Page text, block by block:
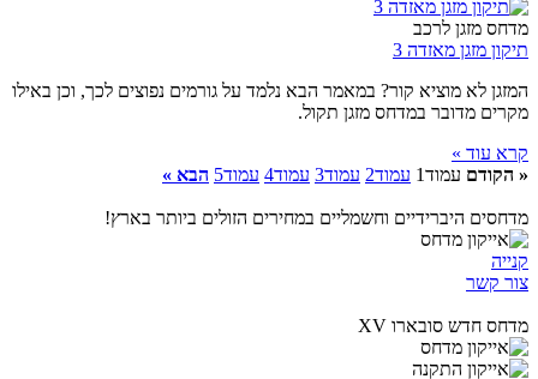
מדחס מזגן לרכב
תיקון מזגן מאזדה 3
המזגן לא מוציא קור? במאמר הבא נלמד על גורמים נפוצים לכך, וכן באילו
מקרים מדובר במדחס מזגן תקול.
קרא עוד »
« הקודם עמוד1 עמוד2 עמוד3 עמוד4 עמוד5 הבא »
מדחסים היברידיים וחשמליים במחירים הזולים ביותר בארץ!
קנייה
צור קשר
מדחס חדש סובארו XV